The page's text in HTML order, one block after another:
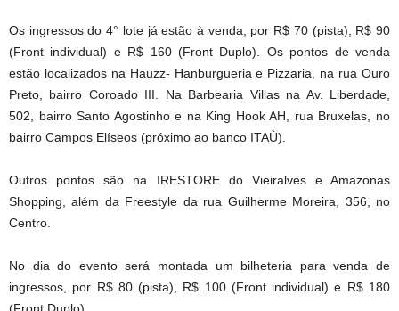
Os ingressos do 4° lote já estão à venda, por R$ 70 (pista), R$ 90
(Front individual) e R$ 160 (Front Duplo). Os pontos de venda
estão localizados na Hauzz- Hanburgueria e Pizzaria, na rua Ouro
Preto, bairro Coroado III. Na Barbearia Villas na Av. Liberdade,
502, bairro Santo Agostinho e na King Hook AH, rua Bruxelas, no
bairro Campos Elíseos (próximo ao banco ITAÙ).
Outros pontos são na IRESTORE do Vieiralves e Amazonas
Shopping, além da Freestyle da rua Guilherme Moreira, 356, no
Centro.
No dia do evento será montada um bilheteria para venda de
ingressos, por R$ 80 (pista), R$ 100 (Front individual) e R$ 180